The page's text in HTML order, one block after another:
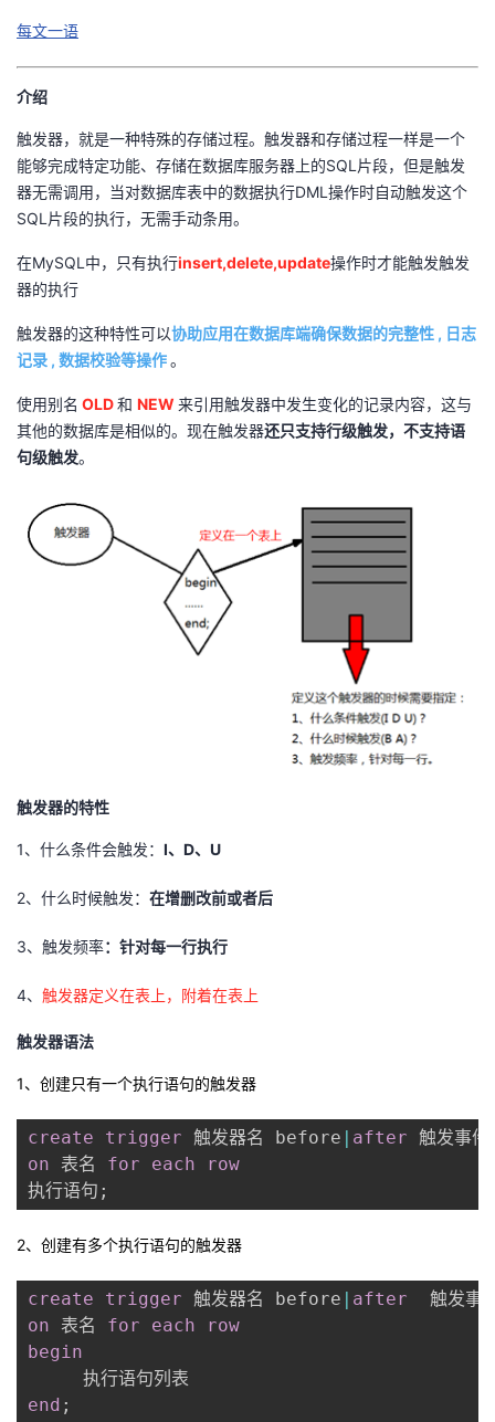
我
开
发
学
堂
我
的
课
程
我
的
认
我
的
我
的
Programs
我
的
持
我
的
技
术
支
我
的
云
声
每文一语
介绍
触发器，就是一种特殊的存储过程。触发器和存储过程一样是一个
能够完成特定功能、存储在数据库服务器上的SQL片段，但是触发
器无需调用，当对数据库表中的数据执行DML操作时自动触发这个
SQL片段的执行，无需手动条用。
在MySQL中，只有执行insert,delete,update操作时才能触发触发
器的执行
触发器的这种特性可以协助应用在数据库端确保数据的完整性 , 日志
记录 , 数据校验等操作。
使用别名 OLD和 NEW 来引用触发器中发生变化的记录内容，这与
其他的数据库是相似的。现在触发器还只支持行级触发，不支持语
句级触发。
触发器的特性
1、什么条件会触发： I、D、U
2、什么时候触发： 在增删改前或者后
3、触发频率：针对每一行执行
4、 触发器定义在表上，附着在表上
触发器语法
1、创建只有一个执行语句的触发器
create trigger 触发器名 before | after
on 表名 for each row
执行语句 ;
2、创建有多个执行语句的触发器
create trigger 触发器名 before | after
on 表名 for each row
begin
end ;